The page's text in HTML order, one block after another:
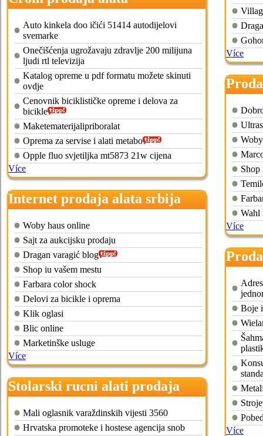
Auto kinkela doo ičići 51414 autodijelovi
svemarke
Onečišćenja ugrožavaju zdravlje 200 milijuna
ljudi rtl televizija
Katalog opreme u pdf formatu možete skinuti
ovdje
Cenovnik biciklističke opreme i delova za
bicikle
Maketematerijalipriboralat
Oprema za servise i alati metabo
Opple fluo svjetiljka mt5873 21w cijena
Více
Internet prodaja alata srbija
Woby haus online
Sajt za aukcijsku prodaju
Dragan varagić blog
Shop iu vašem mestu
Farbara color shock
Delovi za bicikle i oprema
Klik oglasi
Blic online
Marketinške usluge
Více
Stolarski rucni alati prodaja
Mali oglasnik varaždinskih vijesti 3560
Hrvatska promoteke i hostese agencija snob
Více
Shop
Wahl
Více
Boje
Více